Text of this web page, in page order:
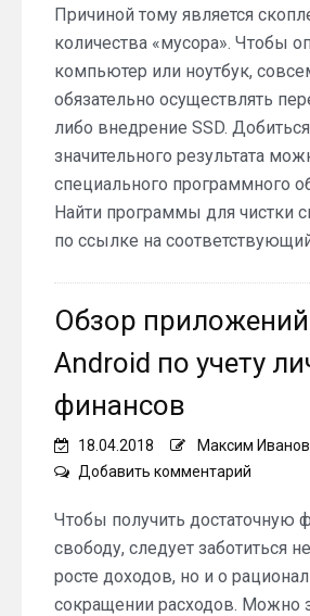
Причиной тому является
количества «мусора». Чтобы
компьютер или ноутбук,
обязательно осуществлять
либо внедрение SSD.
значительного результата
специального программного
Найти программы для чистки
по ссылке на
Обзор
Android по учету
финансов
18.04.2018 Максим Иванов
Добавить комментарий
Android
по
учету
Чтобы получить достаточную
свободу, следует заботиться
росте доходов, но и о
сокращении расходов. Можно